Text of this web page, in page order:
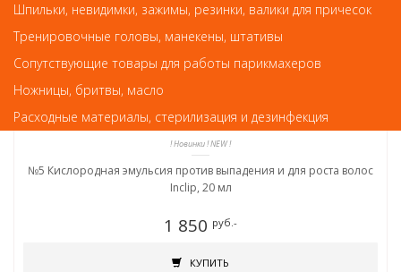
! Новинки ! NEW !
№5 Кислородная эмульсия против выпадения и для роста волос
Inclip, 20 мл
1 850 руб.-
КУПИТЬ
Шпильки, невидимки, зажимы, резинки, валики для причесок
Тренировочные головы, манекены, штативы
Сопутствующие товары для работы парикмахеров
Ножницы, бритвы, масло
Расходные материалы, стерилизация и дезинфекция